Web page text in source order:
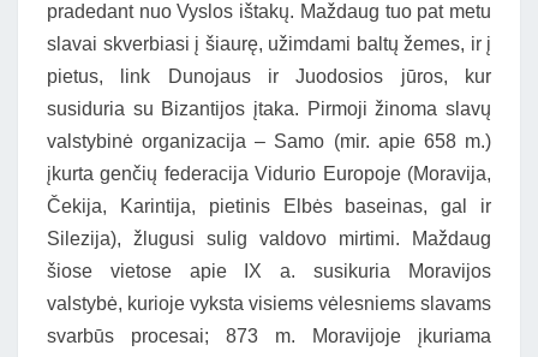
pradedant nuo Vyslos ištakų. Maždaug tuo pat metu
slavai skverbiasi į šiaurę, užimdami baltų žemes, ir į
pietus, link Dunojaus ir Juodosios jūros, kur
susiduria su Bizantijos įtaka. Pirmoji žinoma slavų
valstybinė organizacija – Samo (mir. apie 658 m.)
įkurta genčių federacija Vidurio Europoje (Moravija,
Čekija, Karintija, pietinis Elbės baseinas, gal ir
Silezija), žlugusi sulig valdovo mirtimi. Maždaug
šiose vietose apie IX a. susikuria Moravijos
valstybė, kurioje vyksta visiems vėlesniems slavams
svarbūs procesai; 873 m. Moravijoje įkuriama